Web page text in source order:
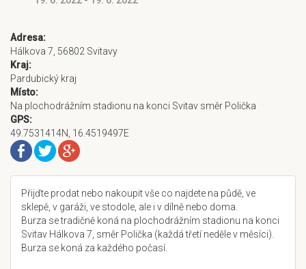
Adresa:
Hálkova 7, 56802 Svitavy
Kraj:
Pardubický kraj
Místo:
Na plochodrážním stadionu na konci Svitav směr Polička
GPS:
49.7531414N, 16.4519497E
Přijďte prodat nebo nakoupit vše co najdete na půdě, ve
sklepě, v garáži, ve stodole, ale i v dílně nebo doma.
Burza se tradičně koná na plochodrážním stadionu na konci
Svitav Hálkova 7, směr Polička (každá třetí neděle v měsíci).
Burza se koná za každého počasí.